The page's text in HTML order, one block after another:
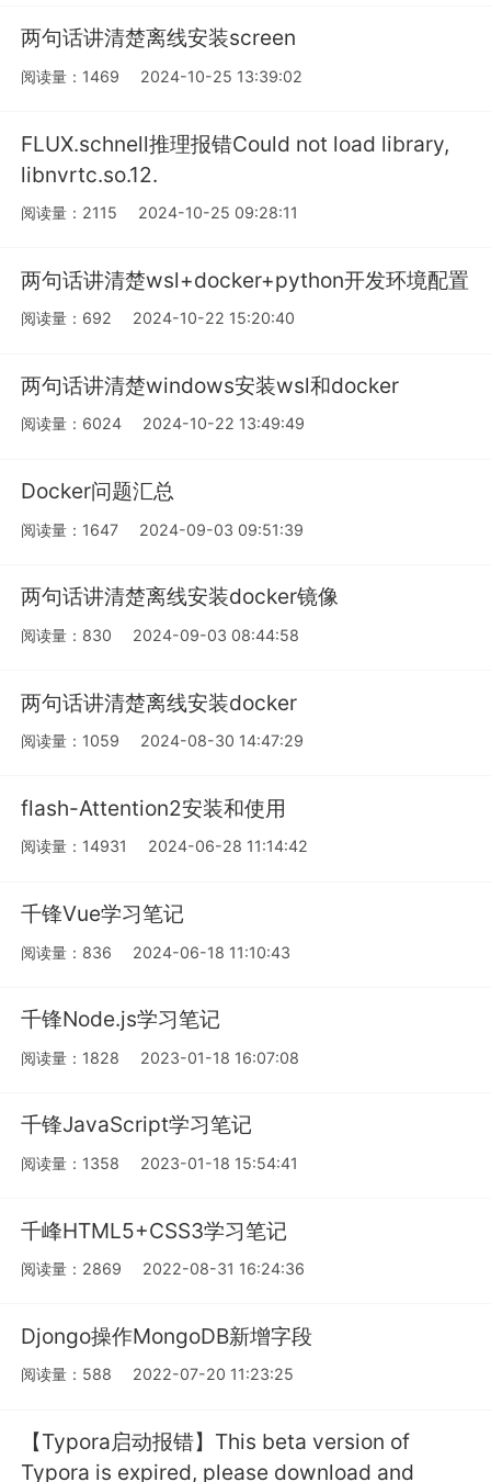
两句话讲清楚离线安装screen
阅读量：1469 2024-10-25 13:39:02
FLUX.schnell推理报错Could not load library,
libnvrtc.so.12.
阅读量：2115 2024-10-25 09:28:11
两句话讲清楚wsl+docker+python开发环境配置
阅读量：692 2024-10-22 15:20:40
两句话讲清楚windows安装wsl和docker
阅读量：6024 2024-10-22 13:49:49
Docker问题汇总
阅读量：1647 2024-09-03 09:51:39
两句话讲清楚离线安装docker镜像
阅读量：830 2024-09-03 08:44:58
两句话讲清楚离线安装docker
阅读量：1059 2024-08-30 14:47:29
flash-Attention2安装和使用
阅读量：14931 2024-06-28 11:14:42
千锋Vue学习笔记
阅读量：836 2024-06-18 11:10:43
千锋Node.js学习笔记
阅读量：1828 2023-01-18 16:07:08
千锋JavaScript学习笔记
阅读量：1358 2023-01-18 15:54:41
千峰HTML5+CSS3学习笔记
阅读量：2869 2022-08-31 16:24:36
Djongo操作MongoDB新增字段
阅读量：588 2022-07-20 11:23:25
【Typora启动报错】This beta version of
Typora is expired, please download and